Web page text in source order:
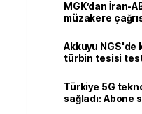
MGK’dan İran-
müzakere
Akkuyu NGS'de
türbin tesisi
Türkiye 5G
sağladı: Abone